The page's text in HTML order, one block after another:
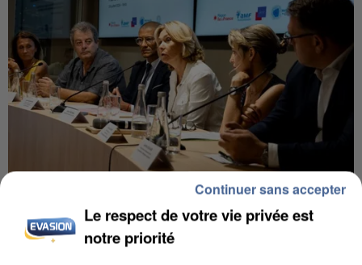
INCENDIES : L’ÎLE-DE-FRANCE LANCE UN ÉLAN
DE SOLIDARITÉ AVEC LES...
Le respect de votre vie privée est
notre priorité
Continuer sans accepter